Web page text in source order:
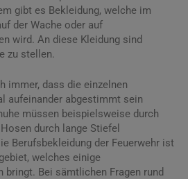
gibt es Bekleidung, welche im
der Wache oder auf
wird. An diese Kleidung sind
zu stellen.
immer, dass die einzelnen
aufeinander abgestimmt sein
müssen beispielsweise durch
durch lange Stiefel
Berufsbekleidung der Feuerwehr ist
welches einige
bringt. Bei sämtlichen Fragen rund